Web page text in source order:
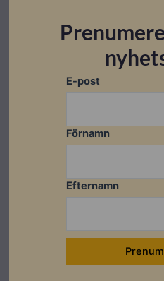
Datablad
Relaterade produkter
E-post
Förnamn
Efternamn